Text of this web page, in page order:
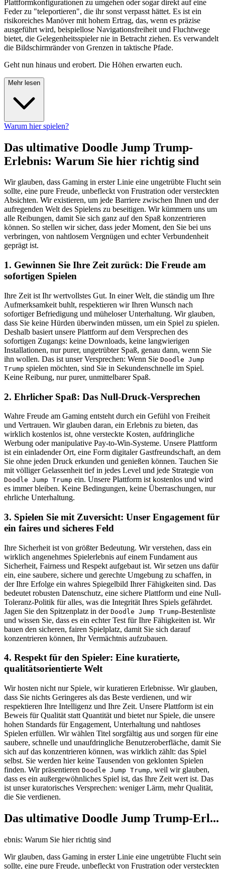
Plattformkonfigurationen zu umgehen oder sogar direkt auf eine
Feder zu "teleportieren", die ihr sonst verpasst hättet. Es ist ein
risikoreiches Manöver mit hohem Ertrag, das, wenn es präzise
ausgeführt wird, beispiellose Navigationsfreiheit und Fluchtwege
bietet, die Gelegenheitsspieler nie in Betracht ziehen. Es verwandelt
die Bildschirmränder von Grenzen in taktische Pfade.
Geht nun hinaus und erobert. Die Höhen erwarten euch.
Mehr lesen
Warum hier spielen?
Das ultimative Doodle Jump Trump-
Erlebnis: Warum Sie hier richtig sind
Wir glauben, dass Gaming in erster Linie eine ungetrübte Flucht sein
sollte, eine pure Freude, unbefleckt von Frustration oder versteckten
Absichten. Wir existieren, um jede Barriere zwischen Ihnen und der
aufregenden Welt des Spielens zu beseitigen. Wir kümmern uns um
alle Reibungen, damit Sie sich ganz auf den Spaß konzentrieren
können. So stellen wir sicher, dass jeder Moment, den Sie bei uns
verbringen, von nahtlosem Vergnügen und echter Verbundenheit
geprägt ist.
1. Gewinnen Sie Ihre Zeit zurück: Die Freude am
sofortigen Spielen
Ihre Zeit ist Ihr wertvollstes Gut. In einer Welt, die ständig um Ihre
Aufmerksamkeit buhlt, respektieren wir Ihren Wunsch nach
sofortiger Befriedigung und müheloser Unterhaltung. Wir glauben,
dass Sie keine Hürden überwinden müssen, um ein Spiel zu spielen.
Deshalb basiert unsere Plattform auf dem Versprechen des
sofortigen Zugangs: keine Downloads, keine langwierigen
Installationen, nur purer, ungetrübter Spaß, genau dann, wenn Sie
ihn wollen. Das ist unser Versprechen: Wenn Sie Doodle Jump
Trump spielen möchten, sind Sie in Sekundenschnelle im Spiel.
Keine Reibung, nur purer, unmittelbarer Spaß.
2. Ehrlicher Spaß: Das Null-Druck-Versprechen
Wahre Freude am Gaming entsteht durch ein Gefühl von Freiheit
und Vertrauen. Wir glauben daran, ein Erlebnis zu bieten, das
wirklich kostenlos ist, ohne versteckte Kosten, aufdringliche
Werbung oder manipulative Pay-to-Win-Systeme. Unsere Plattform
ist ein einladender Ort, eine Form digitaler Gastfreundschaft, an dem
Sie ohne jeden Druck erkunden und genießen können. Tauchen Sie
mit völliger Gelassenheit tief in jedes Level und jede Strategie von
Doodle Jump Trump ein. Unsere Plattform ist kostenlos und wird
es immer bleiben. Keine Bedingungen, keine Überraschungen, nur
ehrliche Unterhaltung.
3. Spielen Sie mit Zuversicht: Unser Engagement für
ein faires und sicheres Feld
Ihre Sicherheit ist von größter Bedeutung. Wir verstehen, dass ein
wirklich angenehmes Spielerlebnis auf einem Fundament aus
Sicherheit, Fairness und Respekt aufgebaut ist. Wir setzen uns dafür
ein, eine saubere, sichere und gerechte Umgebung zu schaffen, in
der Ihre Erfolge ein wahres Spiegelbild Ihrer Fähigkeiten sind. Das
bedeutet robusten Datenschutz, eine sichere Plattform und eine Null-
Toleranz-Politik für alles, was die Integrität Ihres Spiels gefährdet.
Jagen Sie den Spitzenplatz in der Doodle Jump Trump-Bestenliste
und wissen Sie, dass es ein echter Test für Ihre Fähigkeiten ist. Wir
bauen den sicheren, fairen Spielplatz, damit Sie sich darauf
konzentrieren können, Ihr Vermächtnis aufzubauen.
4. Respekt für den Spieler: Eine kuratierte,
qualitätsorientierte Welt
Wir hosten nicht nur Spiele, wir kuratieren Erlebnisse. Wir glauben,
dass Sie nichts Geringeres als das Beste verdienen, und wir
respektieren Ihre Intelligenz und Ihre Zeit. Unsere Plattform ist ein
Beweis für Qualität statt Quantität und bietet nur Spiele, die unsere
hohen Standards für Engagement, Unterhaltung und nahtloses
Spielen erfüllen. Wir wählen Titel sorgfältig aus und sorgen für eine
saubere, schnelle und unaufdringliche Benutzeroberfläche, damit Sie
sich auf das konzentrieren können, was wirklich zählt: das Spiel
selbst. Sie werden hier keine Tausenden von geklonten Spielen
finden. Wir präsentieren Doodle Jump Trump, weil wir glauben,
dass es ein außergewöhnliches Spiel ist, das Ihre Zeit wert ist. Das
ist unser kuratorisches Versprechen: weniger Lärm, mehr Qualität,
die Sie verdienen.
Das ultimative Doodle Jump Trump-Erl...
ebnis: Warum Sie hier richtig sind
Wir glauben, dass Gaming in erster Linie eine ungetrübte Flucht sein
sollte, eine pure Freude, unbefleckt von Frustration oder versteckten